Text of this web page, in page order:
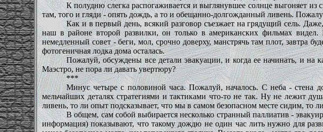
К полудню слегка распогаживается и выглянувшее солнце выгоняет из
там, того и гляди - опять дождь, а то и обещанно-долгожданный ливень.
Как и в первый день, всякий разговор съезжает на грядущий сель.
наш в районе второй развилки, он только в американских фильмах
немедленный совет - беги, мол, срочно доверху, манстрячь там плот, завтра
фотогеничная лодка дома осталась.
Пожалуй, обсуждены все детали эвакуации, и когда ее начинать, и
Маэстро, не пора ли давать увертюру?
***
Минус четыре с половиной часа. Пожалуй, началось. С неба - стена
мельчайших деталях стратегиями и тактиками что-то не так. Ну не лежит
ливень, то ли опыт подсказывает, что мы в самом безопасном месте сидим, то
В общем, сам собой выбирается несколько странный паллиатив -
информация) показывают, что такому дождю не один час лить нужно для